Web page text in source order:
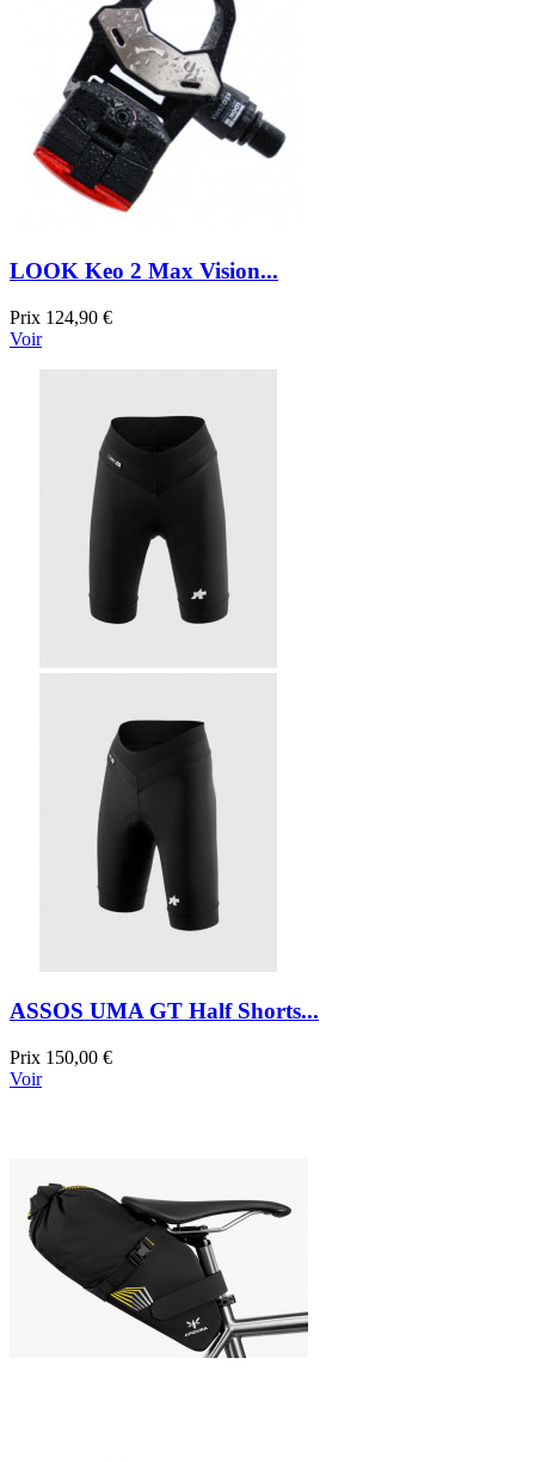
LOOK Keo 2 Max Vision...
Prix 124,90 €
Voir
ASSOS UMA GT Half Shorts...
Prix 150,00 €
Voir